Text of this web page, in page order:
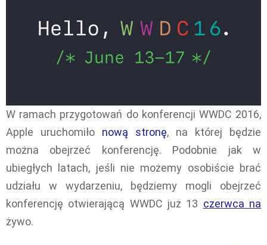
W ramach przygotowań do konferencji WWDC 2016,
Apple uruchomiło nową stronę, na której będzie
można obejrzeć konferencję. Podobnie jak w
ubiegłych latach, jeśli nie możemy osobiście brać
udziału w wydarzeniu, będziemy mogli obejrzeć
konferencję otwierającą WWDC już 13 czerwca na
żywo.